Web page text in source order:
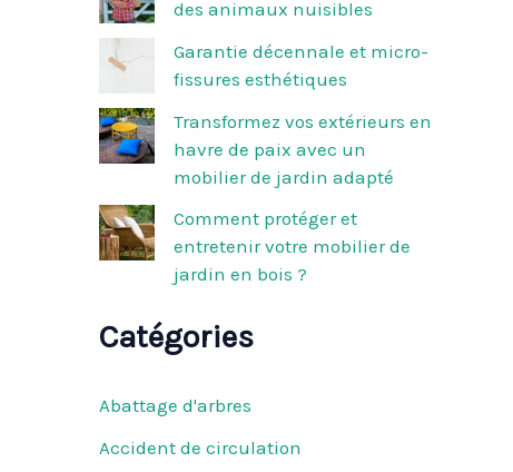
r
des animaux nuisibles
Garantie décennale et micro-
fissures esthétiques
Transformez vos extérieurs en
havre de paix avec un
mobilier de jardin adapté
Comment protéger et
entretenir votre mobilier de
jardin en bois ?
Catégories
Abattage d'arbres
Accident de circulation